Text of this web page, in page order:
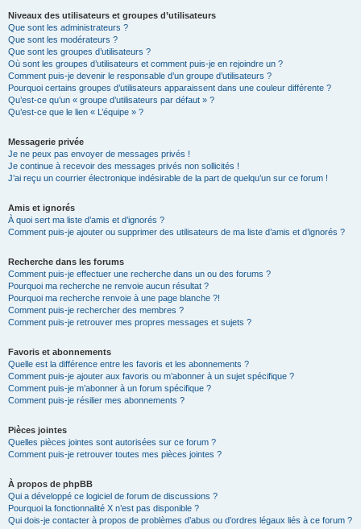
Niveaux des utilisateurs et groupes d’utilisateurs
Que sont les administrateurs ?
Que sont les modérateurs ?
Que sont les groupes d’utilisateurs ?
Où sont les groupes d’utilisateurs et comment puis-je en rejoindre un ?
Comment puis-je devenir le responsable d’un groupe d’utilisateurs ?
Pourquoi certains groupes d’utilisateurs apparaissent dans une couleur différente ?
Qu’est-ce qu’un « groupe d’utilisateurs par défaut » ?
Qu’est-ce que le lien « L’équipe » ?
Messagerie privée
Je ne peux pas envoyer de messages privés !
Je continue à recevoir des messages privés non sollicités !
J’ai reçu un courrier électronique indésirable de la part de quelqu’un sur ce forum !
Amis et ignorés
À quoi sert ma liste d’amis et d’ignorés ?
Comment puis-je ajouter ou supprimer des utilisateurs de ma liste d’amis et d’ignorés ?
Recherche dans les forums
Comment puis-je effectuer une recherche dans un ou des forums ?
Pourquoi ma recherche ne renvoie aucun résultat ?
Pourquoi ma recherche renvoie à une page blanche ?!
Comment puis-je rechercher des membres ?
Comment puis-je retrouver mes propres messages et sujets ?
Favoris et abonnements
Quelle est la différence entre les favoris et les abonnements ?
Comment puis-je ajouter aux favoris ou m’abonner à un sujet spécifique ?
Comment puis-je m’abonner à un forum spécifique ?
Comment puis-je résilier mes abonnements ?
Pièces jointes
Quelles pièces jointes sont autorisées sur ce forum ?
Comment puis-je retrouver toutes mes pièces jointes ?
À propos de phpBB
Qui a développé ce logiciel de forum de discussions ?
Pourquoi la fonctionnalité X n’est pas disponible ?
Qui dois-je contacter à propos de problèmes d’abus ou d’ordres légaux liés à ce forum ?